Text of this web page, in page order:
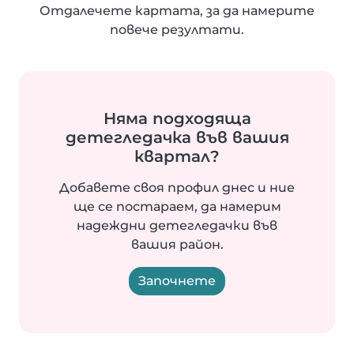
Отдалечете картата, за да намерите
повече резултати.
Няма подходяща
детегледачка във вашия
квартал?
Добавете своя профил днес и ние
ще се постараем, да намерим
надеждни детегледачки във
вашия район.
Започнете